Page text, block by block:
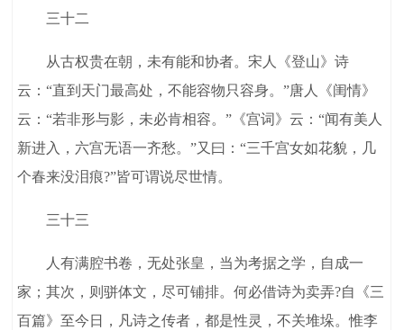
三十二
从古权贵在朝，未有能和协者。宋人《登山》诗
云：“直到天门最高处，不能容物只容身。”唐人《闺情》
云：“若非形与影，未必肯相容。”《宫词》云：“闻有美人
新进入，六宫无语一齐愁。”又曰：“三千宫女如花貌，几
个春来没泪痕?”皆可谓说尽世情。
三十三
人有满腔书卷，无处张皇，当为考据之学，自成一
家；其次，则骈体文，尽可铺排。何必借诗为卖弄?自《三
百篇》至今日，凡诗之传者，都是性灵，不关堆垛。惟李